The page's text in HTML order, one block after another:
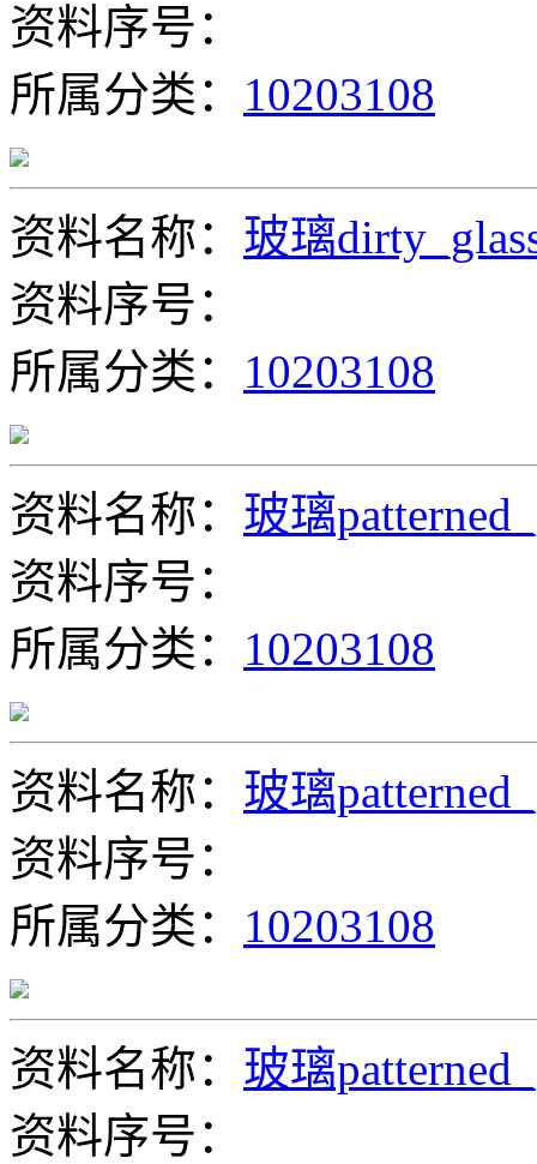
资料序号：
所属分类： 10203108
资料名称： 玻璃
资料序号：
所属分类： 10203108
资料名称： 玻璃
资料序号：
所属分类： 10203108
资料名称： 玻璃
资料序号：
所属分类： 10203108
资料名称： 玻璃
资料序号：